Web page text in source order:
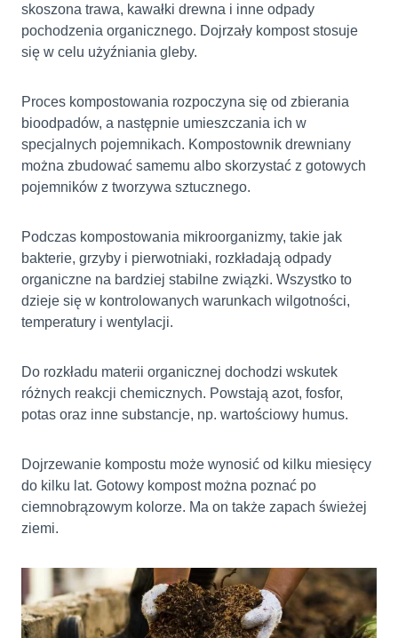
skoszona trawa, kawałki drewna i inne odpady
pochodzenia organicznego. Dojrzały kompost stosuje
się w celu użyźniania gleby.
Proces kompostowania rozpoczyna się od zbierania
bioodpadów, a następnie umieszczania ich w
specjalnych pojemnikach. Kompostownik drewniany
można zbudować samemu albo skorzystać z gotowych
pojemników z tworzywa sztucznego.
Podczas kompostowania mikroorganizmy, takie jak
bakterie, grzyby i pierwotniaki, rozkładają odpady
organiczne na bardziej stabilne związki. Wszystko to
dzieje się w kontrolowanych warunkach wilgotności,
temperatury i wentylacji.
Do rozkładu materii organicznej dochodzi wskutek
różnych reakcji chemicznych. Powstają azot, fosfor,
potas oraz inne substancje, np. wartościowy humus.
Dojrzewanie kompostu może wynosić od kilku miesięcy
do kilku lat. Gotowy kompost można poznać po
ciemnobrązowym kolorze. Ma on także zapach świeżej
ziemi.